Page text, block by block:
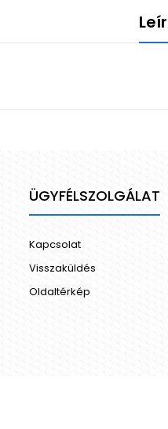
ÜGYFÉLSZOLGÁLAT
Kapcsolat
Visszaküldés
Oldaltérkép